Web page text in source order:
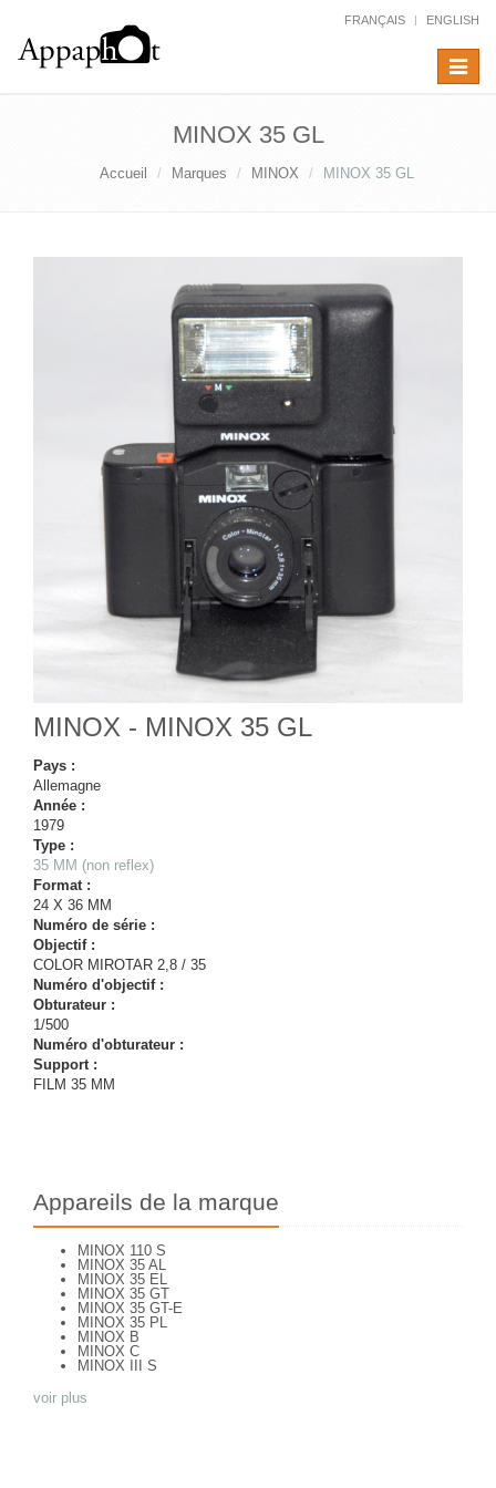
FRANÇAIS ENGLISH
Toggle
MINOX 35 GL
Accueil Marques MINOX MINOX 35 GL
MINOX - MINOX 35 GL
Pays :
Allemagne
Année :
1979
Type :
35 MM (non reflex)
Format :
24 X 36 MM
Numéro de série :
Objectif :
COLOR MIROTAR 2,8 / 35
Numéro d'objectif :
Obturateur :
1/500
Numéro d'obturateur :
Support :
FILM 35 MM
Appareils de la marque
MINOX 110 S
MINOX 35 AL
MINOX 35 EL
MINOX 35 GT
MINOX 35 GT-E
MINOX 35 PL
MINOX B
MINOX C
MINOX III S
voir plus